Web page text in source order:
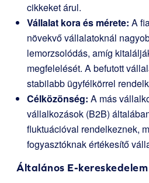
cikkeket árul.
Vállalat kora és mérete: A
növekvő vállalatoknál
lemorzsolódás, amíg
megfelelését. A befutott
stabilabb ügyfélkörrel
Célközönség: A más
vállalkozások (B2B)
fluktuációval rendelkeznek,
fogyasztóknak értékesítő
Általános E-